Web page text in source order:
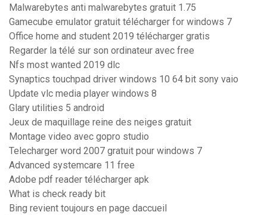
Malwarebytes anti malwarebytes gratuit 1.75
Gamecube emulator gratuit télécharger for windows 7
Office home and student 2019 télécharger gratis
Regarder la télé sur son ordinateur avec free
Nfs most wanted 2019 dlc
Synaptics touchpad driver windows 10 64 bit sony vaio
Update vlc media player windows 8
Glary utilities 5 android
Jeux de maquillage reine des neiges gratuit
Montage video avec gopro studio
Telecharger word 2007 gratuit pour windows 7
Advanced systemcare 11 free
Adobe pdf reader télécharger apk
What is check ready bit
Bing revient toujours en page daccueil